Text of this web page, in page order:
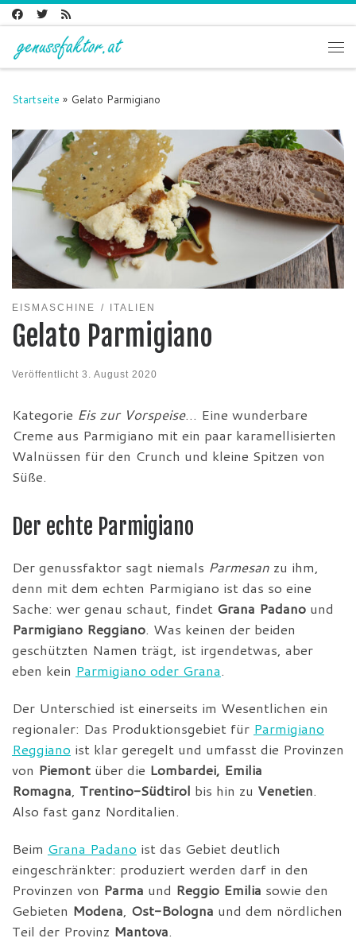
Zum Inhalt springen
Startseite » Gelato Parmigiano
EISMASCHINE ITALIEN
Gelato Parmigiano
Veröffentlicht 3. August 2020
Kategorie Eis zur Vorspeise… Eine wunderbare
Creme aus Parmigiano mit ein paar karamellisierten
Walnüssen für den Crunch und kleine Spitzen von
Süße.
Der echte Parmigiano
Der genussfaktor sagt niemals Parmesan zu ihm,
denn mit dem echten Parmigiano ist das so eine
Sache: wer genau schaut, findet Grana Padano und
Parmigiano Reggiano. Was keinen der beiden
geschützten Namen trägt, ist irgendetwas, aber
eben kein Parmigiano oder Grana.
Der Unterschied ist einerseits im Wesentlichen ein
regionaler: Das Produktionsgebiet für Parmigiano
Reggiano ist klar geregelt und umfasst die Provinzen
von Piemont über die Lombardei, Emilia
Romagna, Trentino-Südtirol bis hin zu Venetien.
Also fast ganz Norditalien.
Beim Grana Padano ist das Gebiet deutlich
eingeschränkter: produziert werden darf in den
Provinzen von Parma und Reggio Emilia sowie den
Gebieten Modena, Ost-Bologna und dem nördlichen
Teil der Provinz Mantova.